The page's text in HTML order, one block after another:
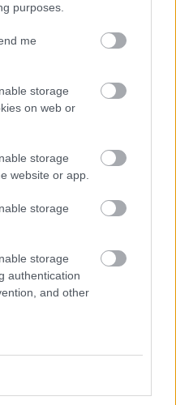
purposes.
me
storage
on web or
storage
website or app.
storage
storage
authentication
and other
IS OTT VAN A FÉRFI
SZŰKÍTETT
következik.